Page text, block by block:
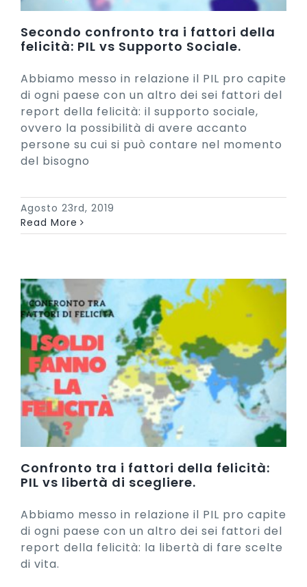
Secondo confronto tra i fattori della
felicità: PIL vs Supporto Sociale.
Abbiamo messo in relazione il PIL pro capite
di ogni paese con un altro dei sei fattori del
report della felicità: il supporto sociale,
ovvero la possibilità di avere accanto
persone su cui si può contare nel momento
del bisogno
Agosto 23rd, 2019
Read More
Confronto tra i fattori della felicità:
PIL vs libertà di scegliere.
Abbiamo messo in relazione il PIL pro capite
di ogni paese con un altro dei sei fattori del
report della felicità: la libertà di fare scelte
di vita.